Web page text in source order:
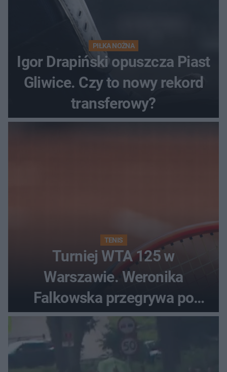
PIŁKA NOŻNA
Igor Drapiński opuszcza Piast
Gliwice. Czy to nowy rekord
transferowy?
TENIS
Turniej WTA 125 w
Warszawie. Weronika
Falkowska przegrywa po
zaciętym boju